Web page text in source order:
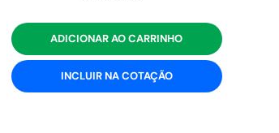
ADICIONAR AO CARRINHO
INCLUIR NA COTAÇÃO